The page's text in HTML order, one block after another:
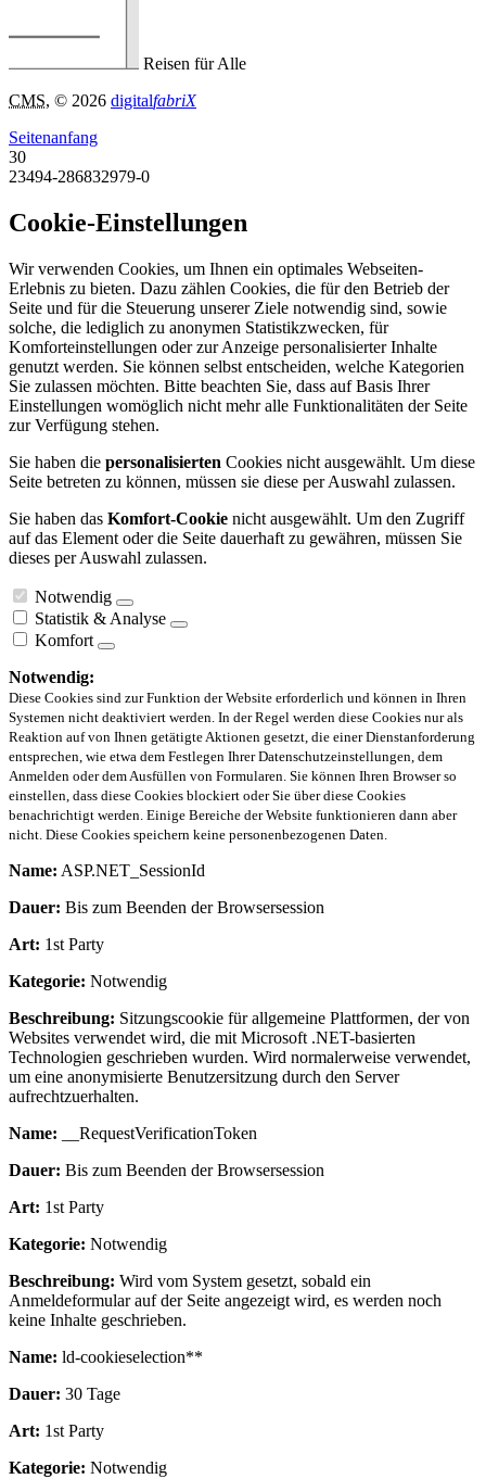
Reisen für Alle
CMS, © 2026 digitalfabriX
Seitenanfang
30
23494-286832979-0
Cookie-Einstellungen
Wir verwenden Cookies, um Ihnen ein optimales Webseiten-
Erlebnis zu bieten. Dazu zählen Cookies, die für den Betrieb der
Seite und für die Steuerung unserer Ziele notwendig sind, sowie
solche, die lediglich zu anonymen Statistikzwecken, für
Komforteinstellungen oder zur Anzeige personalisierter Inhalte
genutzt werden. Sie können selbst entscheiden, welche Kategorien
Sie zulassen möchten. Bitte beachten Sie, dass auf Basis Ihrer
Einstellungen womöglich nicht mehr alle Funktionalitäten der Seite
zur Verfügung stehen.
Sie haben die personalisierten Cookies nicht ausgewählt. Um diese
Seite betreten zu können, müssen sie diese per Auswahl zulassen.
Sie haben das Komfort-Cookie nicht ausgewählt. Um den Zugriff
auf das Element oder die Seite dauerhaft zu gewähren, müssen Sie
dieses per Auswahl zulassen.
Notwendig
Statistik & Analyse
Komfort
Notwendig:
Diese Cookies sind zur Funktion der Website erforderlich und können in Ihren
Systemen nicht deaktiviert werden. In der Regel werden diese Cookies nur als
Reaktion auf von Ihnen getätigte Aktionen gesetzt, die einer Dienstanforderung
entsprechen, wie etwa dem Festlegen Ihrer Datenschutzeinstellungen, dem
Anmelden oder dem Ausfüllen von Formularen. Sie können Ihren Browser so
einstellen, dass diese Cookies blockiert oder Sie über diese Cookies
benachrichtigt werden. Einige Bereiche der Website funktionieren dann aber
nicht. Diese Cookies speichern keine personenbezogenen Daten.
Name: ASP.NET_SessionId
Dauer: Bis zum Beenden der Browsersession
Art: 1st Party
Kategorie: Notwendig
Beschreibung: Sitzungscookie für allgemeine Plattformen, der von
Websites verwendet wird, die mit Microsoft .NET-basierten
Technologien geschrieben wurden. Wird normalerweise verwendet,
um eine anonymisierte Benutzersitzung durch den Server
aufrechtzuerhalten.
Name: __RequestVerificationToken
Dauer: Bis zum Beenden der Browsersession
Art: 1st Party
Kategorie: Notwendig
Beschreibung: Wird vom System gesetzt, sobald ein
Anmeldeformular auf der Seite angezeigt wird, es werden noch
keine Inhalte geschrieben.
Name: ld-cookieselection**
Dauer: 30 Tage
Art: 1st Party
Kategorie: Notwendig